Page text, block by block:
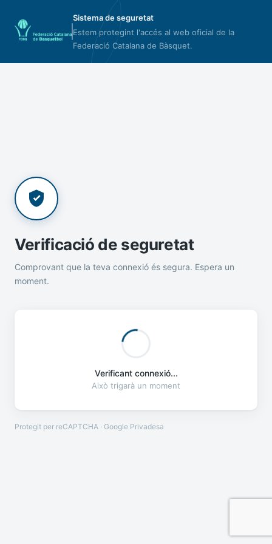
Sistema de seguretat
Estem protegint l'accés al web oficial de la
Federació Catalana de Bàsquet.
Verificació de seguretat
Comprovant que la teva connexió és segura. Espera un
moment.
Verificant connexió...
Això trigarà un moment
Protegit per reCAPTCHA · Google Privadesa